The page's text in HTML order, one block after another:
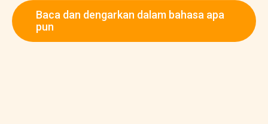
Baca dan dengarkan dalam bahasa apa
pun